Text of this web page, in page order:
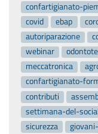
confartigianato-
covid
ebap
autoriparazione
webinar
meccatronica
confartigianato-
contributi
settimana-del-
sicurezza